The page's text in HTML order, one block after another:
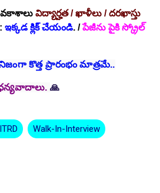
విద్యార్హత / ఖాళీలు / దరఖాస్తు
ఇక్కడ క్లిక్ చేయండి. /పేజీను పైకి స్క్రోల్
నిజంగా కొత్త ప్రారంభం మాత్రమే..
🙏
Walk-In-Interview